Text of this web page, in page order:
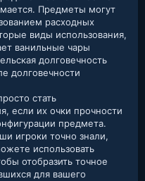
Предметы могут
расходных
виды использования,
ванильные чары
долговечность
долговечности
стать
если их очки прочности
предмета.
игроки точно знали,
использовать
отобразить точное
для вашего